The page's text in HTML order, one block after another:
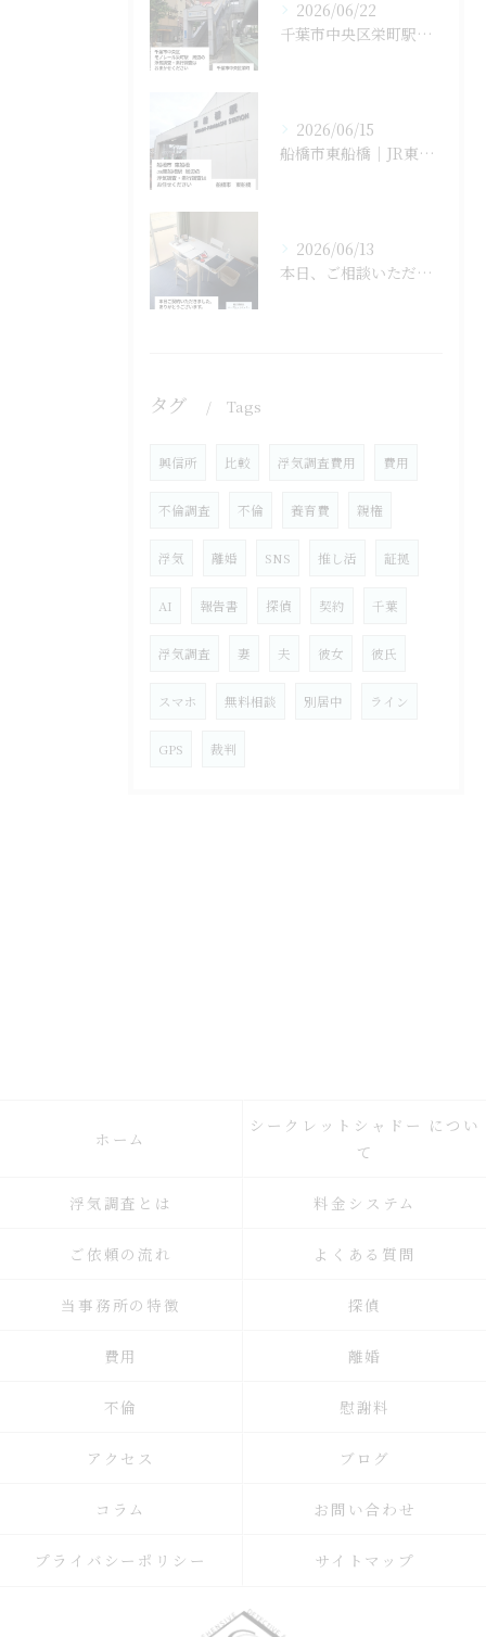
2026/06/22
千葉市中央区栄町駅周辺の浮気調査・素行調査はおまかせください...
2026/06/15
船橋市東船橋｜JR東船橋駅周辺の浮気調査・素行調査はお任せく...
2026/06/13
本日、ご相談いただいていたお客様と正式にご契約となりました。
タグ Tags
興信所 比較 浮気調査費用 費用
不倫調査 不倫 養育費 親権
浮気 離婚 SNS 推し活 証拠
AI 報告書 探偵 契約 千葉
浮気調査 妻 夫 彼女 彼氏
スマホ 無料相談 別居中 ライン
GPS 裁判
ホーム
シークレットシャドー につい
て
浮気調査とは 料金システム
ご依頼の流れ よくある質問
当事務所の特徴 探偵
費用 離婚
不倫 慰謝料
アクセス ブログ
コラム お問い合わせ
プライバシーポリシー サイトマップ